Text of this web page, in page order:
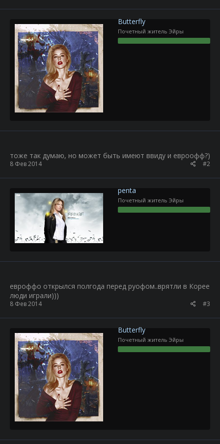
Butterfly
Почетный житель Эйры
тоже так думаю, но может быть имеют ввиду и евроофф?)
8 Фев 2014 #2
penta
Почетный житель Эйры
евроффо открылся полгода перед руофом..врятли в Корее
люди играли)))
8 Фев 2014 #3
Butterfly
Почетный житель Эйры